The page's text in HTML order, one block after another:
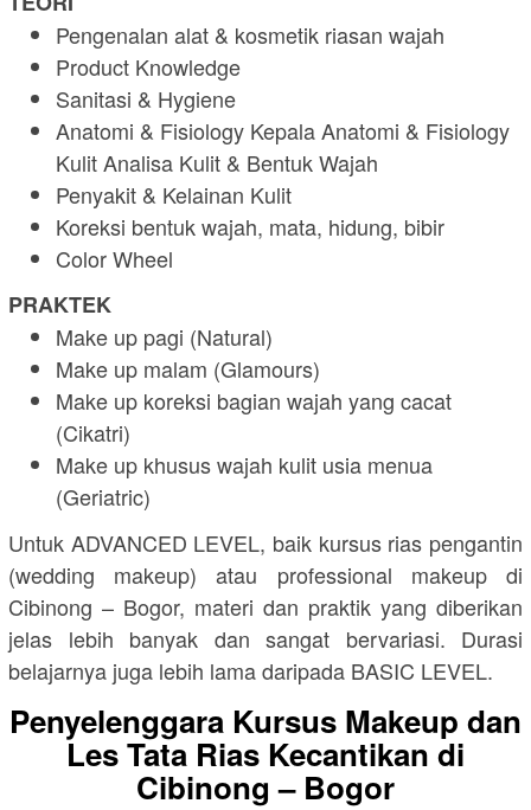
Pengenalan alat & kosmetik riasan wajah
Product Knowledge
Sanitasi & Hygiene
Anatomi & Fisiology Kepala Anatomi & Fisiology
Kulit Analisa Kulit & Bentuk Wajah
Penyakit & Kelainan Kulit
Koreksi bentuk wajah, mata, hidung, bibir
Color Wheel
PRAKTEK
Make up pagi (Natural)
Make up malam (Glamours)
Make up koreksi bagian wajah yang cacat
(Cikatri)
Make up khusus wajah kulit usia menua
(Geriatric)
Untuk ADVANCED LEVEL, baik kursus rias pengantin
(wedding makeup) atau professional makeup di
Cibinong – Bogor, materi dan praktik yang diberikan
jelas lebih banyak dan sangat bervariasi. Durasi
belajarnya juga lebih lama daripada BASIC LEVEL.
Penyelenggara Kursus Makeup dan
Les Tata Rias Kecantikan di
Cibinong – Bogor